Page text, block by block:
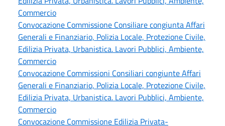
Commercio
Convocazione Commissione Consiliare congiunta Affari
Generali e Finanziario, Polizia Locale, Protezione Civile,
Edilizia Privata, Urbanistica. Lavori Pubblici, Ambiente,
Commercio
Convocazione Commissioni Consiliari congiunte Affari
Generali e Finanziario, Polizia Locale, Protezione Civile,
Edilizia Privata, Urbanistica. Lavori Pubblici, Ambiente,
Commercio
Convocazione Commissione Edilizia Privata-